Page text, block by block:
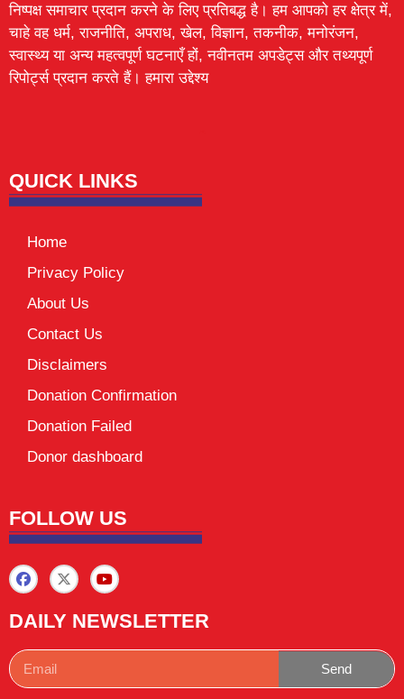
निष्पक्ष समाचार प्रदान करने के लिए प्रतिबद्ध है। हम आपको हर क्षेत्र में,
चाहे वह धर्म, राजनीति, अपराध, खेल, विज्ञान, तकनीक, मनोरंजन,
स्वास्थ्य या अन्य महत्वपूर्ण घटनाएँ हों, नवीनतम अपडेट्स और तथ्यपूर्ण
रिपोर्ट्स प्रदान करते हैं। हमारा उद्देश्य
QUICK LINKS
Home
Privacy Policy
About Us
Contact Us
Disclaimers
Donation Confirmation
Donation Failed
Donor dashboard
FOLLOW US
DAILY NEWSLETTER
Send